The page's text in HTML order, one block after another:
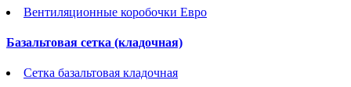
Вентиляционные коробочки Евро
Базальтовая сетка (кладочная)
Сетка базальтовая кладочная